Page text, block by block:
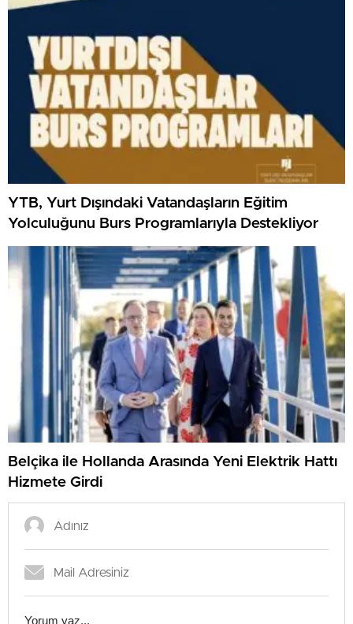
YTB, Yurt Dışındaki Vatandaşların Eğitim
Yolculuğunu Burs Programlarıyla Destekliyor
Belçika ile Hollanda Arasında Yeni Elektrik Hattı
Hizmete Girdi